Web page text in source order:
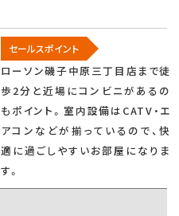
セールスポイント
ローソン磯子中原三丁目店まで徒
歩2分と近場にコンビニがあるの
もポイント。室内設備はCATV・エ
アコンなどが揃っているので、快
適に過ごしやすいお部屋になりま
す。